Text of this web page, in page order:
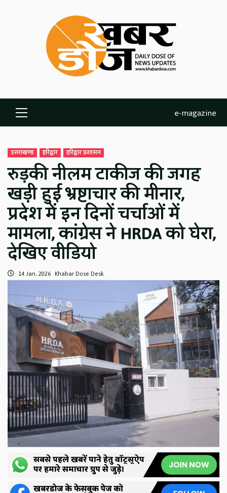
Primary
Menu
e-magazine
उत्तराखण्ड हरिद्वार हरिद्वार प्रशासन
रुड़की नीलम टाकीज की जगह
खड़ी हुई भ्रष्टाचार की मीनार,
प्रदेश में इन दिनों चर्चाओं में
मामला, कांग्रेस ने HRDA को घेरा,
देखिए वीडियो
14 Jan, 2026 Khabar Dose Desk